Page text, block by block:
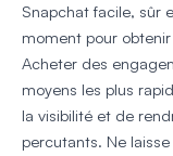
Snapchat facile,
moment pour
Acheter des
moyens les plus
la visibilité et de
percutants. Ne